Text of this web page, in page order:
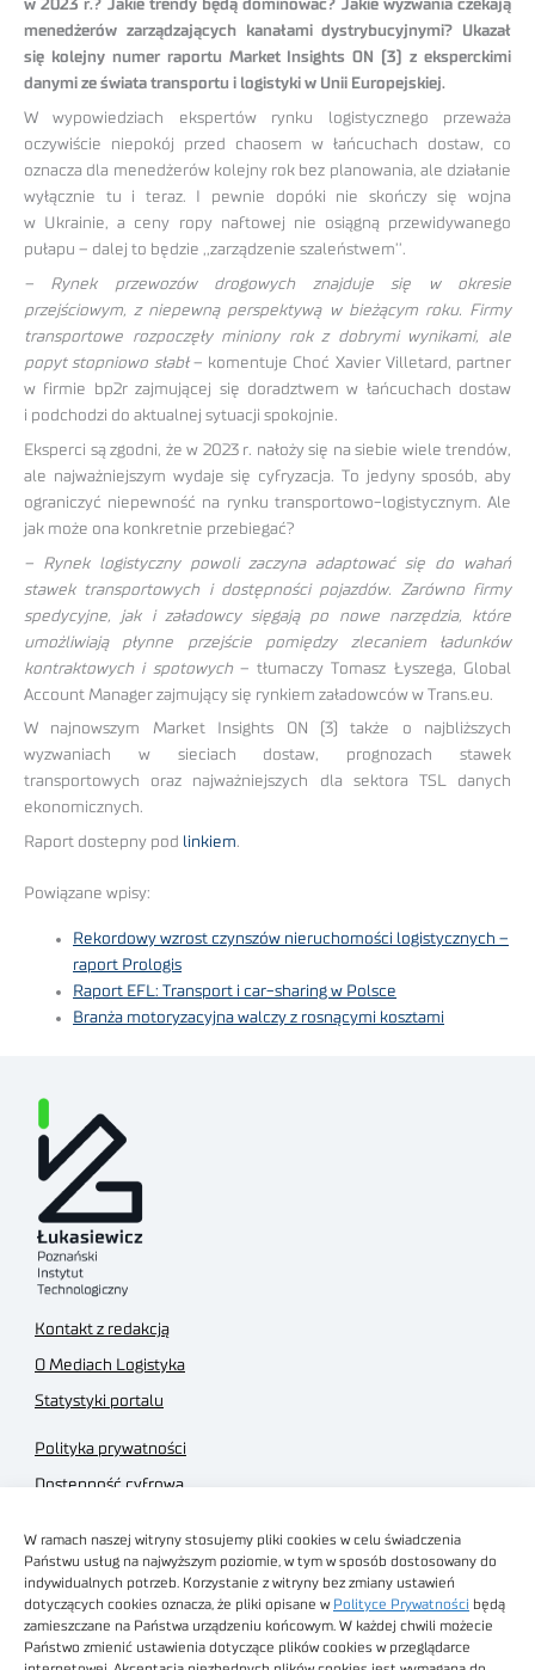
W ramach naszej witryny stosujemy pliki cookies w celu świadczenia
Państwu usług na najwyższym poziomie, w tym w sposób dostosowany do
indywidualnych potrzeb. Korzystanie z witryny bez zmiany ustawień
dotyczących cookies oznacza, że pliki opisane w Polityce Prywatności będą
zamieszczane na Państwa urządzeniu końcowym. W każdej chwili możecie
Państwo zmienić ustawienia dotyczące plików cookies w przeglądarce
w 2023 r.? Jakie trendy będą dominować? Jakie wyzwania czekają
menedżerów zarządzających kanałami dystrybucyjnymi? Ukazał
się kolejny numer raportu Market Insights ON (3) z eksperckimi
danymi ze świata transportu i logistyki w Unii Europejskiej.
W wypowiedziach ekspertów rynku logistycznego przeważa
oczywiście niepokój przed chaosem w łańcuchach dostaw, co
oznacza dla menedżerów kolejny rok bez planowania, ale działanie
wyłącznie tu i teraz. I pewnie dopóki nie skończy się wojna
w Ukrainie, a ceny ropy naftowej nie osiągną przewidywanego
pułapu – dalej to będzie ,,zarządzenie szaleństwem’’.
– Rynek przewozów drogowych znajduje się w okresie
przejściowym, z niepewną perspektywą w bieżącym roku. Firmy
transportowe rozpoczęły miniony rok z dobrymi wynikami, ale
popyt stopniowo słabł– komentuje Choć Xavier Villetard, partner
w firmie bp2r zajmującej się doradztwem w łańcuchach dostaw
i podchodzi do aktualnej sytuacji spokojnie.
Eksperci są zgodni, że w 2023 r. nałoży się na siebie wiele trendów,
ale najważniejszym wydaje się cyfryzacja. To jedyny sposób, aby
ograniczyć niepewność na rynku transportowo-logistycznym. Ale
jak może ona konkretnie przebiegać?
– Rynek logistyczny powoli zaczyna adaptować się do wahań
stawek transportowych i dostępności pojazdów. Zarówno firmy
spedycyjne, jak i załadowcy sięgają po nowe narzędzia, które
umożliwiają płynne przejście pomiędzy zlecaniem ładunków
kontraktowych i spotowych– tłumaczy Tomasz Łyszega, Global
Account Manager zajmujący się rynkiem załadowców w Trans.eu.
W najnowszym Market Insights ON (3) także o najbliższych
wyzwaniach w sieciach dostaw, prognozach stawek
transportowych oraz najważniejszych dla sektora TSL danych
ekonomicznych.
Raport dostepny pod linkiem.
Powiązane wpisy:
Rekordowy wzrost czynszów nieruchomości logistycznych –
raport Prologis
Raport EFL: Transport i car-sharing w Polsce
Branża motoryzacyjna walczy z rosnącymi kosztami
Kontakt z redakcją
O Mediach Logistyka
Statystyki portalu
Polityka prywatności
Dostępność cyfrowa
Regulamin sklepu